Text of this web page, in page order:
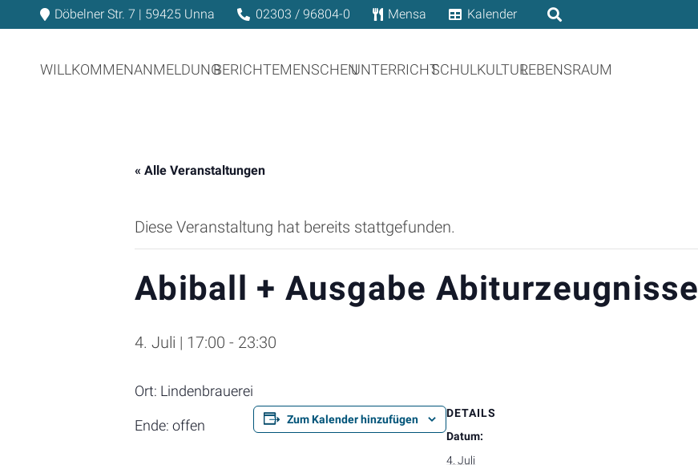
Döbelner Str. 7 | 59425 Unna 02303 / 96804-0 Mensa Kalender
WILLKOMMENANMELDUNGBERICHTEMENSCHENUNTERRICHTSCHULKULTURLEBENSRAUM
« Alle Veranstaltungen
Diese Veranstaltung hat bereits stattgefunden.
Abiball + Ausgabe Abiturzeugnisse
4. Juli | 17:00 - 23:30
Ort: Lindenbrauerei
Ende: offen Zum Kalender hinzufügen
DETAILS
Datum:
4. Juli